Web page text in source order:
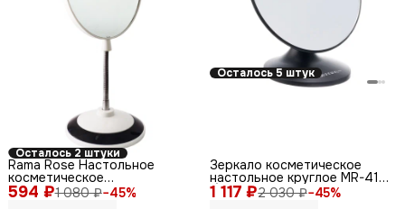
Осталось 2 штуки
594 ₽1 080 ₽−45%
Rama Rose Настольное
косметическое
двустороннее зеркало с 5X
Осталось 5 штук
1 117 ₽2 030 ₽−45%
Зеркало косметическое
настольное круглое MR-415,
Ø20 см, черный